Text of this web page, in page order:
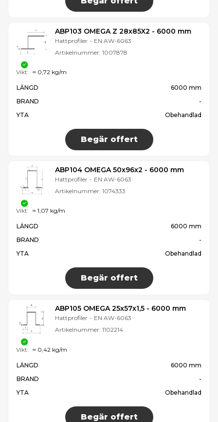
ABP103 OMEGA Z 28x85X2 - 6000 mm
Hattprofiler - EN AW-6063
Artikelnummer: 1007878
LÄNGD
6000 mm
BRAND
-
YTA
Obehandlad
Begär offert
Vikt: ≈ 0,72 kg/m
ABP104 OMEGA 50x96x2 - 6000 mm
Hattprofiler - EN AW-6063
Artikelnummer: 1074333
LÄNGD
6000 mm
BRAND
-
YTA
Obehandlad
Begär offert
Vikt: ≈ 1,07 kg/m
ABP105 OMEGA 25x57x1,5 - 6000 mm
Hattprofiler - EN AW-6063
Artikelnummer: 1102214
LÄNGD
6000 mm
BRAND
-
YTA
Obehandlad
Begär offert
Vikt: ≈ 0,42 kg/m